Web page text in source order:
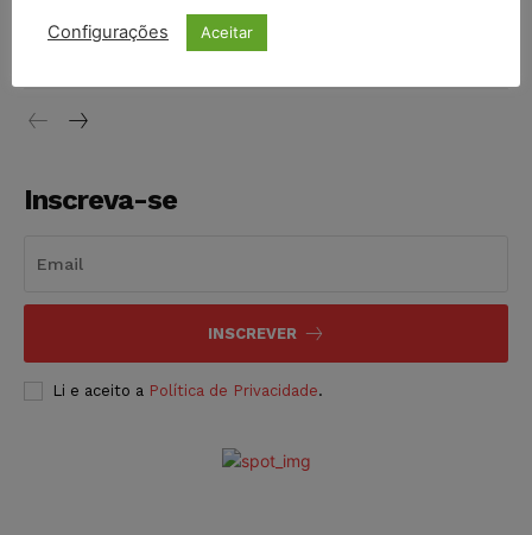
descumprir medida protetiva
Inscreva-se
INSCREVER
Li e aceito a Política de Privacidade.
Configurações Aceitar